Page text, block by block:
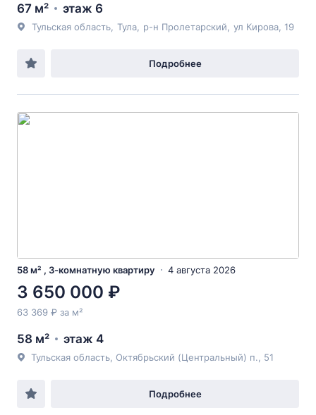
67 м² этаж 6
Тульская область Тула р-н Пролетарский ул Кирова , 19
Подробнее
58 м² , 3-комнатную квартиру 4 августа 2026
3 650 000 ₽
63 369 ₽ за м²
58 м² этаж 4
Тульская область, Октябрьский (Центральный) п., 51
Подробнее